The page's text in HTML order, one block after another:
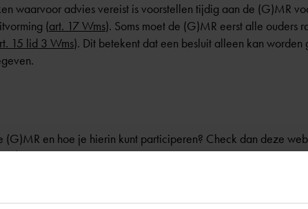
waarvoor advies vereist is voorstellen tijdig aan de (G)MR
(art. 17 Wms). Soms moet de (G)MR eerst alle ouders
15 lid 3 Wms). Dit betekent dat een besluit alleen kan worden
en hoe je hierin kunt participeren? Check dan deze
medezeggenschap-op-school. Daar staat ook informatie